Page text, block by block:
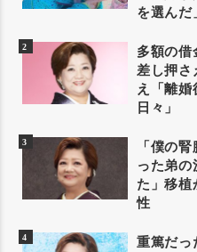
を選んだ
多額の借
差し押さ
え「離婚
日々」
「僕の
った弟の
た」移植
性
重篤だっ